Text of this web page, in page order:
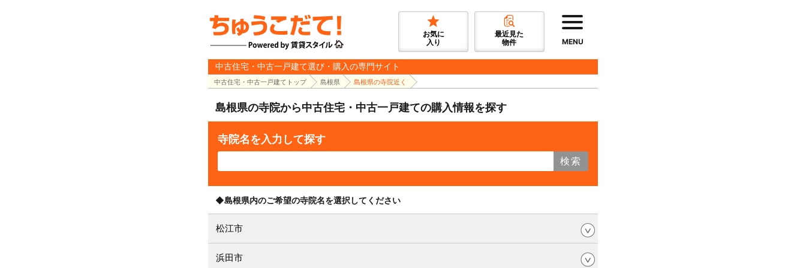
お気に
入り
最近見た
物件
MENU
中古住宅・中古一戸建て選び・購入の専門サイト
中古住宅・中古一戸建てトップ 島根県 島根県の寺院近く
島根県の寺院から中古住宅・中古一戸建ての購入情報を探す
寺院名を入力して探す
検索
◆島根県内のご希望の寺院名を選択してください
松江市
浜田市